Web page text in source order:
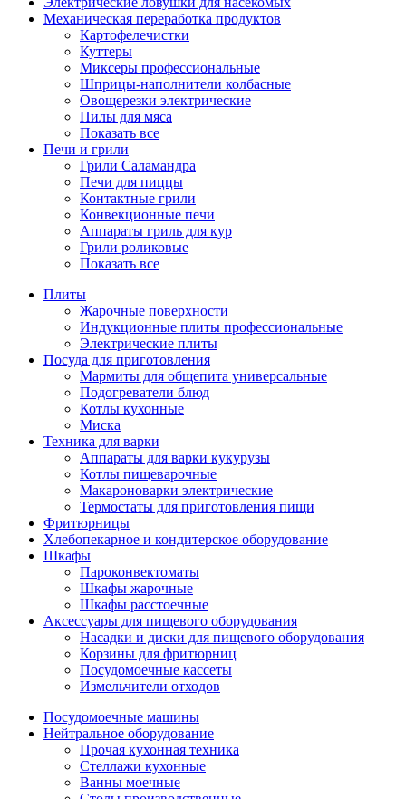
Механическая переработка продуктов
Картофелечистки
Куттеры
Миксеры профессиональные
Шприцы-наполнители колбасные
Овощерезки электрические
Пилы для мяса
Показать все
Печи и грили
Грили Саламандра
Печи для пиццы
Контактные грили
Конвекционные печи
Аппараты гриль для кур
Грили роликовые
Показать все
Плиты
Жарочные поверхности
Индукционные плиты профессиональные
Электрические плиты
Посуда для приготовления
Мармиты для общепита универсальные
Подогреватели блюд
Котлы кухонные
Миска
Техника для варки
Аппараты для варки кукурузы
Котлы пищеварочные
Макароноварки электрические
Термостаты для приготовления пищи
Фритюрницы
Хлебопекарное и кондитерское оборудование
Шкафы
Пароконвектоматы
Шкафы жарочные
Шкафы расстоечные
Аксессуары для пищевого оборудования
Насадки и диски для пищевого оборудования
Корзины для фритюрниц
Посудомоечные кассеты
Измельчители отходов
Посудомоечные машины
Нейтральное оборудование
Прочая кухонная техника
Стеллажи кухонные
Ванны моечные